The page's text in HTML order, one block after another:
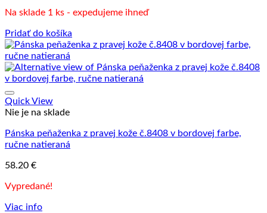
Na sklade 1 ks - expedujeme ihneď
Pridať do košíka
Quick View
Nie je na sklade
Pánska peňaženka z pravej kože č.8408 v bordovej farbe,
ručne natieraná
58.20 €
Vypredané!
Viac info